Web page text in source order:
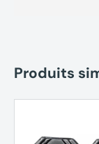
Produits